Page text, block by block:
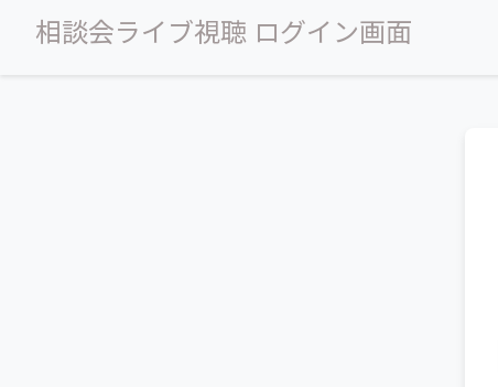
相談会ライブ視聴 ログイン画面